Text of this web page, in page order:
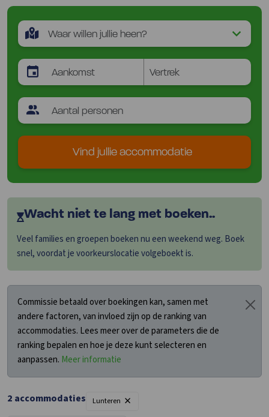
Vind jullie accommodatie
Wacht niet te lang met boeken..
Veel families en groepen boeken nu een weekend weg. Boek
snel, voordat je voorkeurslocatie volgeboekt is.
Commissie betaald over boekingen kan, samen met
andere factoren, van invloed zijn op de ranking van
accommodaties. Lees meer over de parameters die de
ranking bepalen en hoe je deze kunt selecteren en
aanpassen. Meer informatie
2 accommodaties Lunteren ×